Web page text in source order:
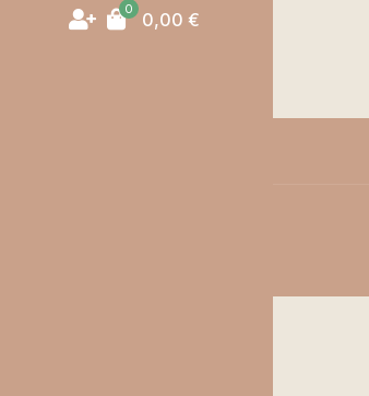
0 0,00 €